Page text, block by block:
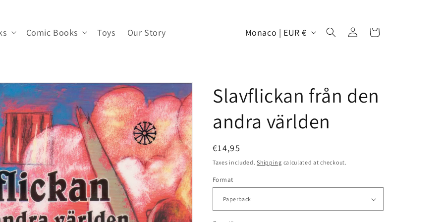
Comic Books Toys Our Story
C
t
r
y
r
e
g
i
o
Monaco | EUR €
in
Cart
Slavflickan från den
andra världen
Regular
price
€14,95
Taxes included.Shipping calculated at checkout.
Format